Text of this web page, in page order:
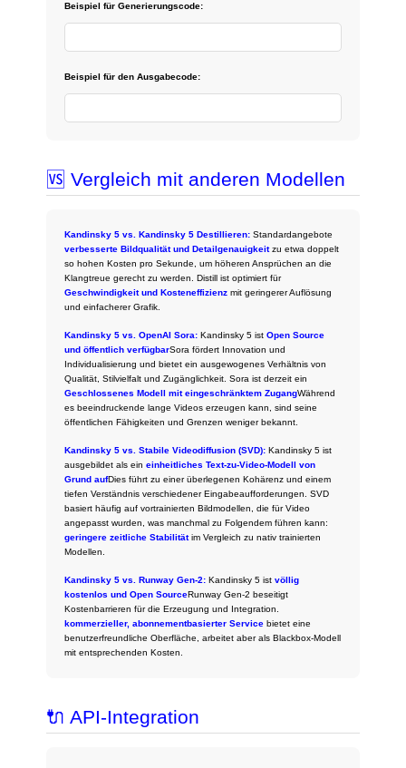
Beispiel für Generierungscode:
Beispiel für den Ausgabecode:
🆚 Vergleich mit anderen Modellen
Kandinsky 5 vs. Kandinsky 5 Destillieren: Standardangebote
verbesserte Bildqualität und Detailgenauigkeitzu etwa doppelt
so hohen Kosten pro Sekunde, um höheren Ansprüchen an die
Klangtreue gerecht zu werden. Distill ist optimiert für
Geschwindigkeit und Kosteneffizienz mit geringerer Auflösung
und einfacherer Grafik.
Kandinsky 5 vs. OpenAI Sora: Kandinsky 5 istOpen Source
und öffentlich verfügbarSora fördert Innovation und
Individualisierung und bietet ein ausgewogenes Verhältnis von
Qualität, Stilvielfalt und Zugänglichkeit. Sora ist derzeit ein
Geschlossenes Modell mit eingeschränktem ZugangWährend
es beeindruckende lange Videos erzeugen kann, sind seine
öffentlichen Fähigkeiten und Grenzen weniger bekannt.
Kandinsky 5 vs. Stabile Videodiffusion (SVD): Kandinsky 5 ist
ausgebildet als eineinheitliches Text-zu-Video-Modell von
Grund aufDies führt zu einer überlegenen Kohärenz und einem
tiefen Verständnis verschiedener Eingabeaufforderungen. SVD
basiert häufig auf vortrainierten Bildmodellen, die für Video
angepasst wurden, was manchmal zu Folgendem führen kann:
geringere zeitliche Stabilitätim Vergleich zu nativ trainierten
Modellen.
Kandinsky 5 vs. Runway Gen-2: Kandinsky 5 istvöllig
kostenlos und Open SourceRunway Gen-2 beseitigt
Kostenbarrieren für die Erzeugung und Integration.
kommerzieller, abonnementbasierter Service bietet eine
benutzerfreundliche Oberfläche, arbeitet aber als Blackbox-Modell
mit entsprechenden Kosten.
🔌 API-Integration